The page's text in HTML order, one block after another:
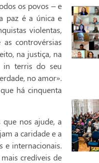
os povos – e
paz é a única e
violentas,
controvérsias
na justiça, na
in terris do seu
no amor».
há cinquenta
nos ajude, a
a caridade e a
e internacionais.
credíveis de